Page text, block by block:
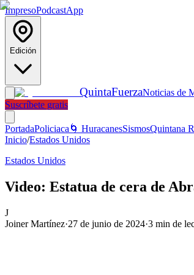
ImpresoPodcastApp
Edición
QuintaFuerzaNoticias de
Suscríbete gratis
PortadaPoliciaca 🌀 HuracanesSismosQuintana
Inicio/Estados Unidos
Estados Unidos
Video: Estatua de cera de
J
Joiner Martínez·27 de junio de 2024·3 min de